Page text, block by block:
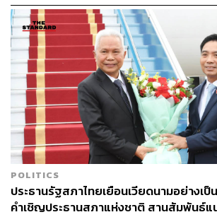
POLITICS
ประธานรัฐสภาไทยเยือนเวียดนามอย่างเป็
คำเชิญประธานสภาแห่งชาติ สานสัมพันธ์